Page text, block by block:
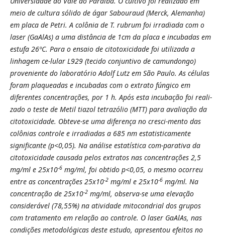
meio de cultura sólido de ágar Sabouraud (Merck, Alemanha)
em placa de Petri. A colônia de T. rubrum foi irradiada com o
laser (GaAlAs) a uma distância de 1cm da placa e incubadas em
estufa 26ºC. Para o ensaio de citotoxicidade foi utilizada a
linhagem ce-lular L929 (tecido conjuntivo de camundongo)
proveniente do laboratório Adolf Lutz em São Paulo. As células
foram plaqueadas e incubadas com o extrato fúngico em
diferentes concentrações, por 1 h. Após esta incubação foi reali-
zado o teste de Metil tiazol tetrazólio (MTT) para avaliação da
citotoxicidade. Obteve-se uma diferença no cresci-mento das
colônias controle e irradiadas a 685 nm estatisticamente
significante (p<0,05). Na análise estatística com-parativa da
citotoxicidade causada pelos extratos nas concentrações 2,5
mg/ml e 25x10-6mg/ml, foi obtido p<0,05, o mesmo ocorreu
entre as concentrações 25x10-2mg/ml e 25x10-6mg/ml. Na
concentração de 25x10-2mg/ml, observa-se uma elevação
considerável (78,55%) na atividade mitocondrial dos grupos
com tratamento em relação ao controle. O laser GaAlAs, nas
condições metodológicas deste estudo, apresentou efeitos no